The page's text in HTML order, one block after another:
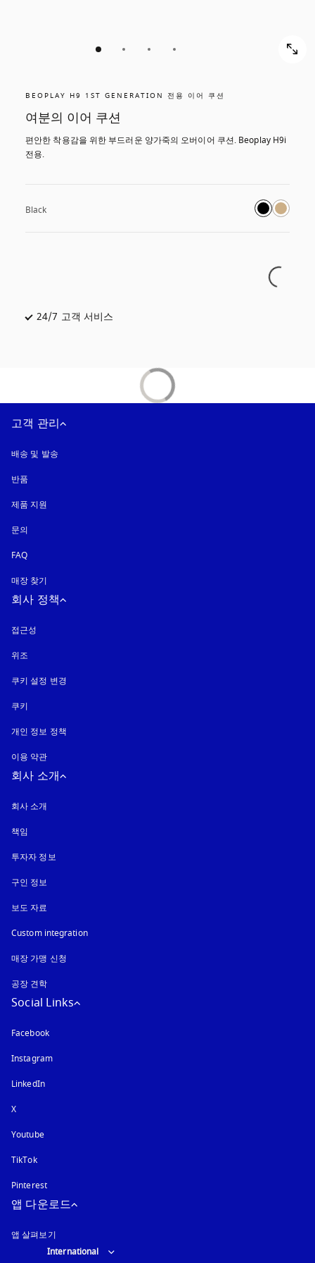
BEOPLAY H9 1ST GENERATION 전용 이어 쿠션
여분의 이어 쿠션
편안한 착용감을 위한 부드러운 양가죽의 오버이어 쿠션. Beoplay H9i
전용.
Black
24/7 고객 서비스
고객 관리
배송 및 발송
반품
제품 지원
문의
FAQ
매장 찾기
회사 정책
접근성
위조
쿠키 설정 변경
쿠키
개인 정보 정책
이용 약관
회사 소개
회사 소개
책임
투자자 정보
구인 정보
보도 자료
Custom integration
매장 가맹 신청
공장 견학
Social Links
Facebook
Instagram새 탭에서 열림
LinkedIn
X
Youtube새 탭에서 열림
TikTok
Pinterest
앱 다운로드
앱 살펴보기
Select country and language
International